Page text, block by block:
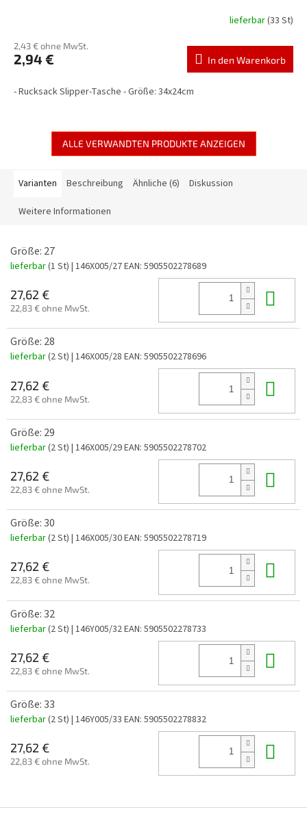
lieferbar(33 St)
2,43 € ohne MwSt.
2,94 € In den Warenkorb
- Rucksack Slipper-Tasche - Größe: 34x24cm
ALLE VERWANDTEN PRODUKTE ANZEIGEN
Varianten Beschreibung Ähnliche (6) Diskussion
Weitere Informationen
Größe: 27
lieferbar(1 St) | 146X005/27EAN: 5905502278689
27,62 €
22,83 € ohne MwSt.
Größe: 28
lieferbar(2 St) | 146X005/28 EAN: 5905502278696
27,62 €
22,83 € ohne MwSt.
Größe: 29
lieferbar(2 St) | 146X005/29EAN: 5905502278702
27,62 €
22,83 € ohne MwSt.
Größe: 30
lieferbar(2 St) | 146X005/30EAN: 5905502278719
27,62 €
22,83 € ohne MwSt.
Größe: 32
lieferbar(2 St) | 146Y005/32EAN: 5905502278733
27,62 €
22,83 € ohne MwSt.
Größe: 33
lieferbar(2 St) | 146Y005/33 EAN: 5905502278832
27,62 €
22,83 € ohne MwSt.